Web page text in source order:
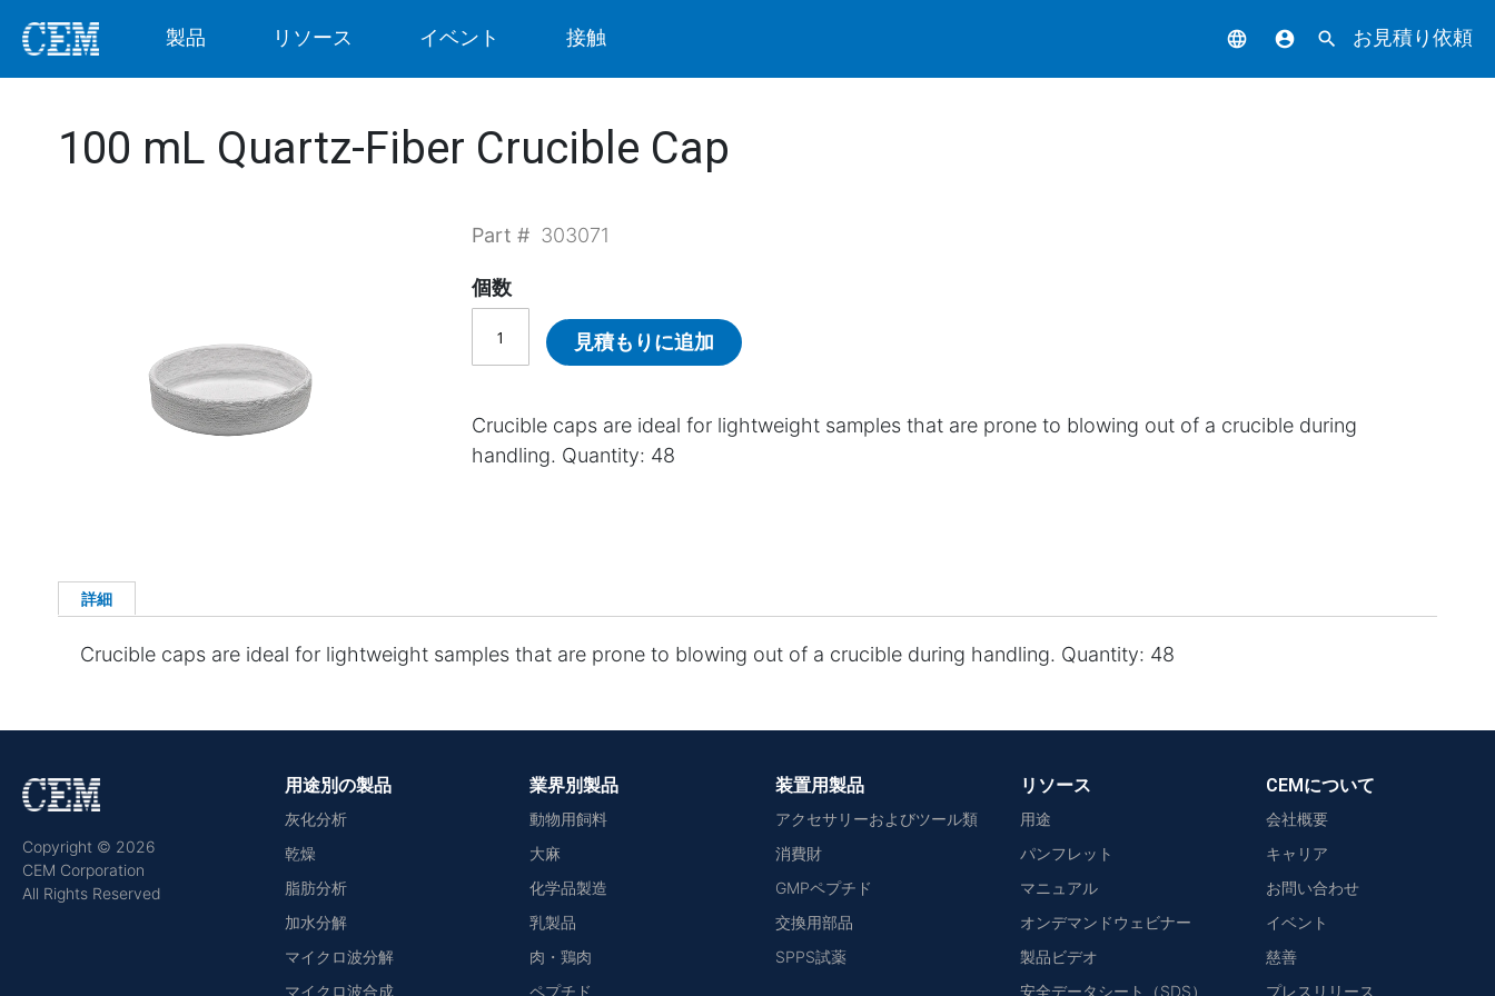
製品 リソース イベント 接触 language account_circle search お見積り依頼
100 mL Quartz-Fiber Crucible Cap
Part # 303071
個数
見積もりに追加
Crucible caps are ideal for lightweight samples that are prone to blowing out of a crucible during
handling. Quantity: 48
詳細
Crucible caps are ideal for lightweight samples that are prone to blowing out of a crucible during handling. Quantity: 48
Copyright © 2026
CEM Corporation
All Rights Reserved
用途別の製品
灰化分析
乾燥
脂肪分析
加水分解
マイクロ波分解
マイクロ波合成
業界別製品
動物用飼料
大麻
化学品製造
乳製品
肉・鶏肉
ペプチド
装置用製品
アクセサリーおよびツール類
消費財
GMPペプチド
交換用部品
SPPS試薬
リソース
用途
パンフレット
マニュアル
オンデマンドウェビナー
製品ビデオ
安全データシート（SDS）
CEMについて
会社概要
キャリア
お問い合わせ
イベント
慈善
プレスリリース